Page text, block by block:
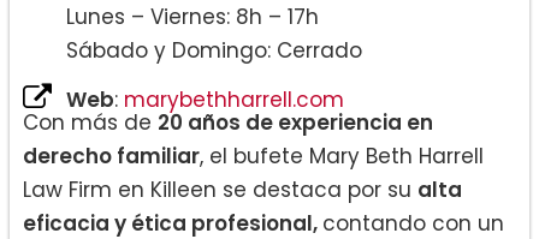
Lunes – Viernes: 8h – 17h
Sábado y Domingo: Cerrado
Web: marybethharrell.com
Con más de 20 años de experiencia en
derecho familiar, el bufete Mary Beth Harrell
Law Firm en Killeen se destaca por su alta
eficacia y ética profesional, contando con un